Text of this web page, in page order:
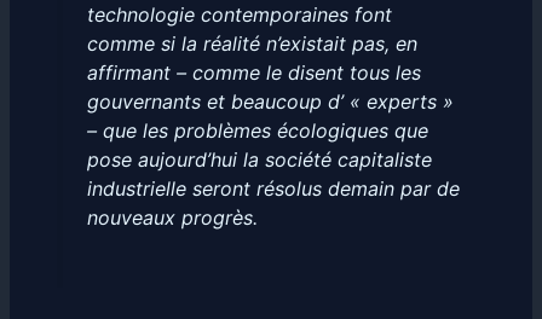
technologie contemporaines font
comme si la réalité n’existait pas, en
affirmant – comme le disent tous les
gouvernants et beaucoup d’ « experts »
– que les problèmes écologiques que
pose aujourd’hui la société capitaliste
industrielle seront résolus demain par de
nouveaux progrès.